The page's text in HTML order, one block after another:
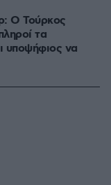
Ο Τούρκος
τα
υποψήφιος να